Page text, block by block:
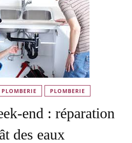
PLOMBERIE
end : réparation
des eaux